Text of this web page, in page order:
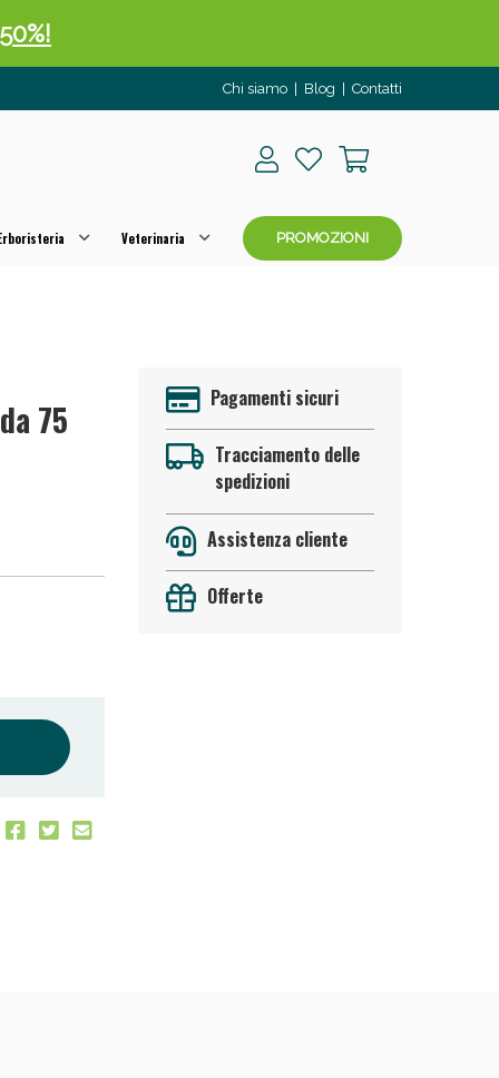
Chi siamo Blog Contatti
Veterinaria PROMOZIONI
75
Pagamenti sicuri
Tracciamento delle
spedizioni
Assistenza cliente
Offerte